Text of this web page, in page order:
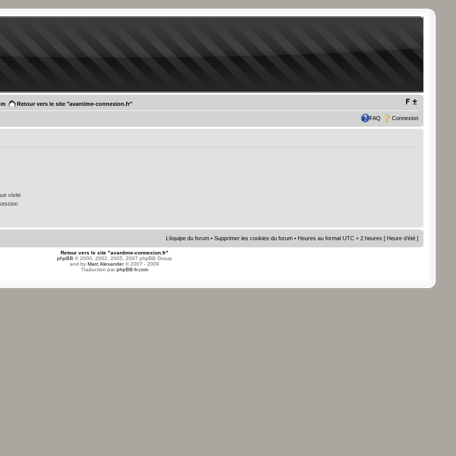
Retour vers le site "avantime-connexion.fr"
FAQ Connexion
visite
L’équipe du forum •Supprimer les cookies du forum • Heures au format UTC + 2 heures [ Heure d’été ]
Retour vers le site "avantime-connexion.fr"
phpBB © 2000, 2002, 2005, 2007 phpBB Group
and by Marc Alexander© 2007 - 2009
Traduction parphpBB-fr.com